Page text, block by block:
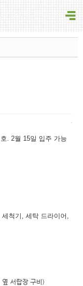
. 2월 15일 입주 가능
척기, 세탁 드라이어,
서랍장 구비)
5